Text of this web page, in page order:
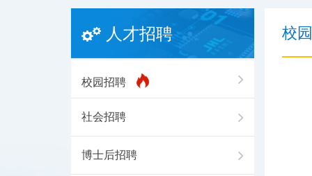
人才招聘
校园招聘
社会招聘
博士后招聘
校